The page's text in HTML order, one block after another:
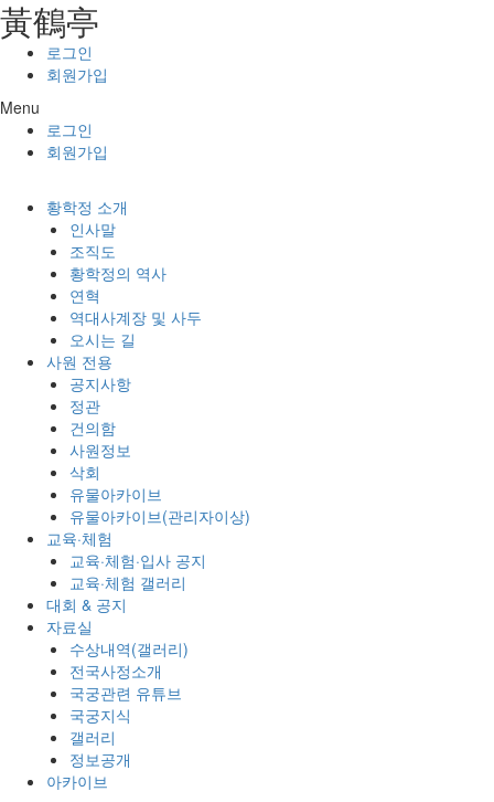
콘텐츠로
건너뛰기
⿈鶴亭
로그인
회원가입
Menu
로그인
회원가입
황학정 소개
인사말
조직도
황학정의 역사
연혁
역대사계장 및 사두
오시는 길
사원 전용
공지사항
정관
건의함
사원정보
삭회
유물아카이브
유물아카이브(관리자이상)
교육·체험
교육·체험·입사 공지
교육·체험 갤러리
대회 & 공지
자료실
수상내역(갤러리)
전국사정소개
국궁관련 유튜브
국궁지식
갤러리
정보공개
아카이브